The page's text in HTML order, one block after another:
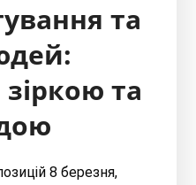
та
та
8 березня,